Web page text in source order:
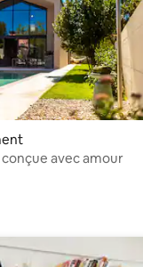
base de 27
conçue avec amour